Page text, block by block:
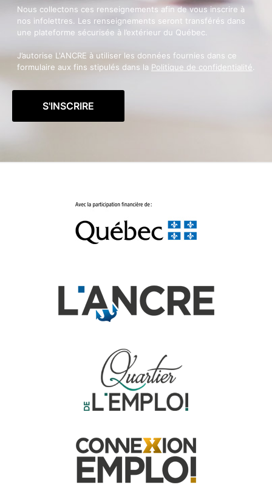
Nous collectons ces renseignements afin de vous inscrire à
nos infolettres. Les renseignements seront transférés dans
une plateforme sécurisée à l’extérieur du Québec.
J’autorise L'ANCRE à utiliser les données fournies dans ce
formulaire aux fins stipulés dans la Politique de confidentialité